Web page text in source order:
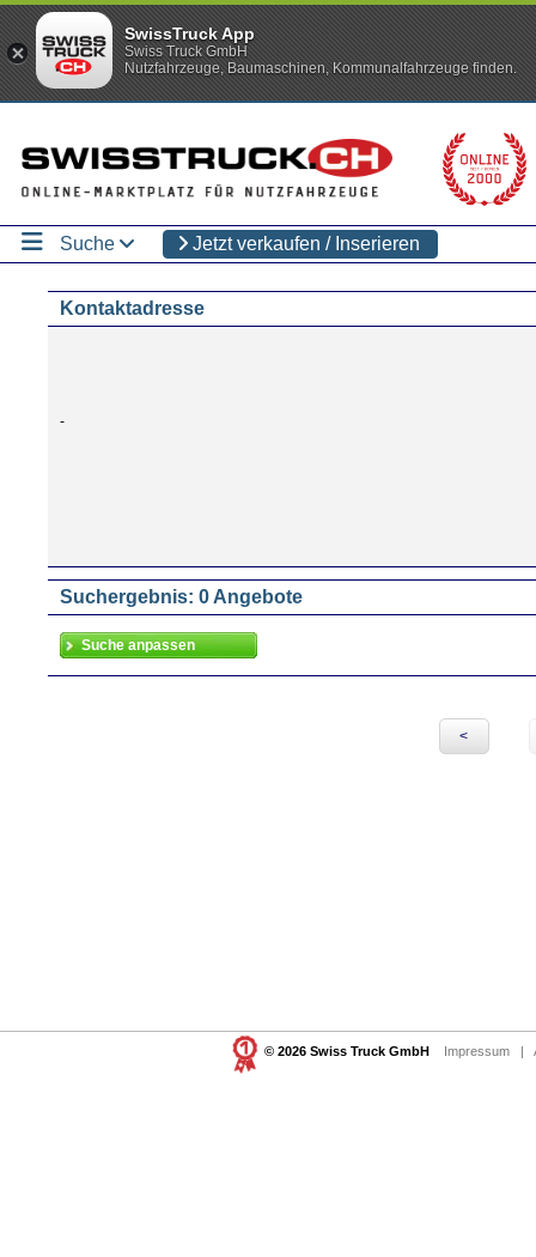
Suche Jetzt verkaufen / Inserieren
Kontaktadresse
-
Suchergebnis: 0 Angebote
<
© 2026 Swiss Truck GmbH Impressum |
SwissTruck App
Swiss Truck GmbH
Nutzfahrzeuge, Baumaschinen, Kommunalfahrzeuge finden.